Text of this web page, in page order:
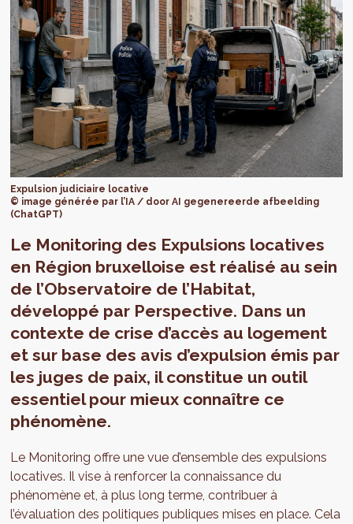
Expulsion judiciaire locative
© image générée par l’IA / door AI gegenereerde afbeelding
(ChatGPT)
Le Monitoring des Expulsions locatives
en Région bruxelloise est réalisé au sein
de l’Observatoire de l’Habitat,
développé par Perspective. Dans un
contexte de crise d’accès au logement
et sur base des avis d’expulsion émis par
les juges de paix, il constitue un outil
essentiel pour mieux connaître ce
phénomène.
Le Monitoring offre une vue d’ensemble des expulsions
locatives. Il vise à renforcer la connaissance du
phénomène et, à plus long terme, contribuer à
l’évaluation des politiques publiques mises en place. Cela